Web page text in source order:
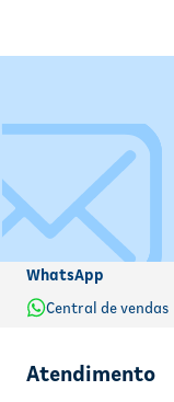
WhatsApp
Central de vendas
Atendimento